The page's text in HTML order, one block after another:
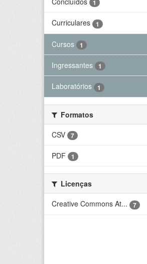
1
Curriculares 1
Cursos 1
Ingressantes 1
Laboratórios 1
Formatos
CSV
7
PDF 1
Licenças
Creative Commons At...
7